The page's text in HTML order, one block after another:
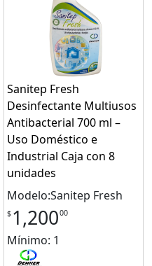
Sanitep Fresh
Desinfectante Multiusos
Antibacterial 700 ml –
Uso Doméstico e
Industrial Caja con 8
unidades
Modelo:Sanitep Fresh
$ 1,20000
Mínimo: 1